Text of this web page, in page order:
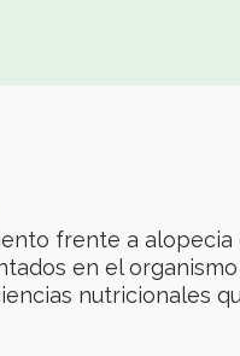
frente a alopecia
en el organismo
nutricionales